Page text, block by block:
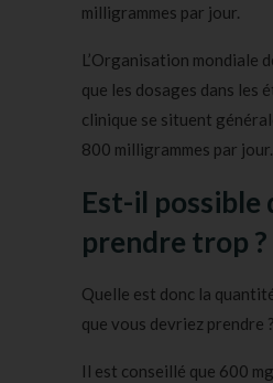
milligrammes par jour.
L’Organisation mondiale
que les dosages dans les
clinique se situent
800 milligrammes par jour.
Est-il possible
prendre trop ?
Quelle est donc la
que vous devriez prendre ?
Il est conseillé que 600